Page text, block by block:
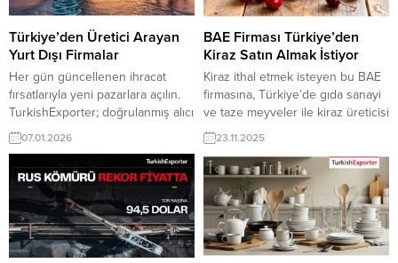
Türkiye’den Üretici Arayan
Yurt Dışı Firmalar
Her gün güncellenen ihracat
fırsatlarıyla yeni pazarlara açılın.
TurkishExporter; doğrulanmış alıcı
talepleri, sektör bazlı ilanlar ve
hedef ülke odaklı eşleştirmelerle
Türk ihracatçılarını dünyanın dört
bir yanındaki alıcılarla buluşturur.
Günün Öne Çıkan Alım Talepleri
ve İthalatçı Listesi İngiltere
Firması, Helal Enerji İçeceği
Almak İstiyorLübnan Şirketi,
07.01.2026
BAE Firması Türkiye’den
Kiraz Satın Almak İstiyor
Kiraz ithal etmek isteyen bu BAE
firmasına, Türkiye’de gıda sanayi
ve taze meyveler ile kiraz üreticisi
veya tedarikçisi olan ihracatçı
firmalar teklif sunabilirler. Yeni bir
ihracat pazarı fırsatı olan bu alım
ilanının iletişim bilgilerine
TurkishExporter VIP üyeleri ile TE
üyelik kredisi sahibi ihracat
şirketleri erişebilmektedir. ➤ Bu
ithalat alım talebinin...
23.11.2025